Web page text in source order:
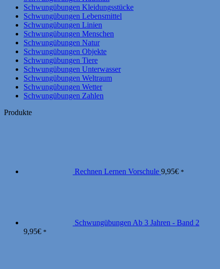
Schwungübungen Kleidungsstücke
Schwungübungen Lebensmittel
Schwungübungen Linien
Schwungübungen Menschen
Schwungübungen Natur
Schwungübungen Objekte
Schwungübungen Tiere
Schwungübungen Unterwasser
Schwungübungen Weltraum
Schwungübungen Wetter
Schwungübungen Zahlen
Produkte
Rechnen Lernen Vorschule 9,95€ *
Schwungübungen Ab 3 Jahren - Band 2
9,95€ *